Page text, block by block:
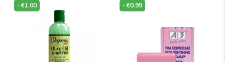
-€1.00 -€0.99